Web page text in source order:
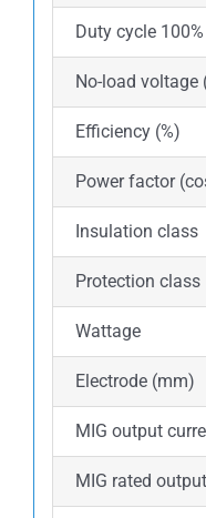
Duty cycle
No-load voltage
Efficiency (%)
Power factor
Insulation class
Protection class
Wattage
Electrode (mm)
MIG output
MIG rated